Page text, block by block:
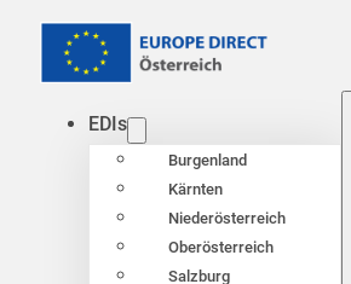
EDIs
Burgenland
Kärnten
Niederösterreich
Oberösterreich
Salzburg